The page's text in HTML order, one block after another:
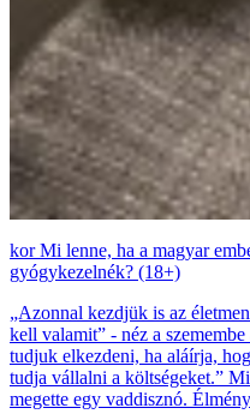
Mi lenne, ha a magyar
gyógykezelnék? (18+)
„Azonnal kezdjük is az
kell valamit” - néz a
tudjuk elkezdeni, ha aláírja,
tudja vállalni a költségeket.”
megette egy vaddisznó.